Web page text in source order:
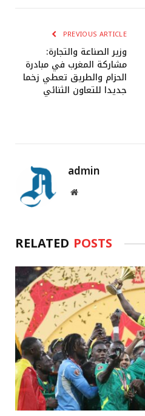
PREVIOUS ARTICLE
وزير الصناعة والتجارة:
مشاركة المغرب في مبادرة
الحزام والطريق تعطي زخما
جديدا للتعاون الثنائي
admin
Website
RELATED POSTS